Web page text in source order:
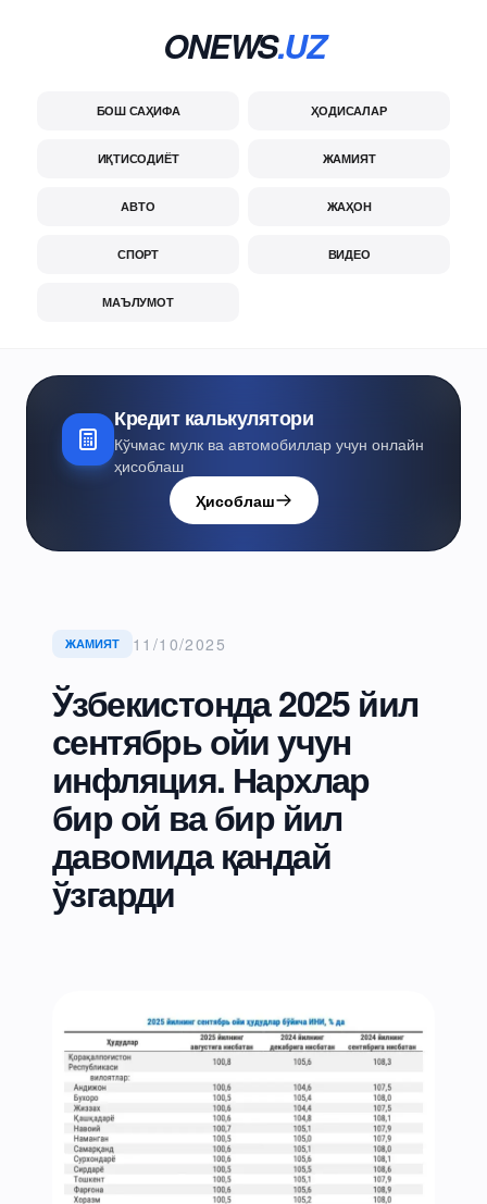
ONEWS.UZ
БОШ САҲИФА ҲОДИСАЛАР
ИҚТИСОДИЁТ ЖАМИЯТ
АВТО ЖАҲОН
СПОРТ ВИДЕО
МАЪЛУМОТ
Кредит калькулятори
Кўчмас мулк ва автомобиллар учун онлайн
ҳисоблаш
Ҳисоблаш
ЖАМИЯТ 11/10/2025
Ўзбекистонда 2025 йил
сентябрь ойи учун
инфляция. Нархлар
бир ой ва бир йил
давомида қандай
ўзгарди